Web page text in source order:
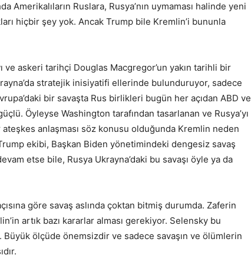
Amerikalıların Ruslara, Rusya’nın uymaması halinde yeni
hiçbir şey yok. Ancak Trump bile Kremlin’i bununla
ve askeri tarihçi Douglas Macgregor’un yakın tarihli bir
stratejik inisiyatifi ellerinde bulunduruyor, sadece
bir savaşta Rus birlikleri bugün her açıdan ABD ve
Öyleyse Washington tarafından tasarlanan ve Rusya’yı
anlaşması söz konusu olduğunda Kremlin neden
ekibi, Başkan Biden yönetimindeki dengesiz savaş
etse bile, Rusya Ukrayna’daki bu savaşı öyle ya da
göre savaş aslında çoktan bitmiş durumda. Zaferin
artık bazı kararlar alması gerekiyor. Selensky bu
ölçüde önemsizdir ve sadece savaşın ve ölümlerin